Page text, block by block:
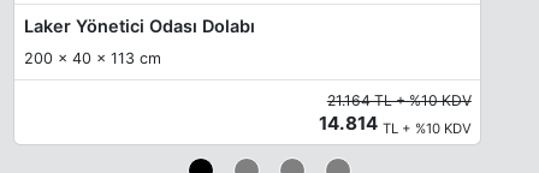
Laker Yönetici Odası Dolabı
200 x 40 x 113 cm
21.164 TL + %10 KDV
14.814 TL + %10 KDV